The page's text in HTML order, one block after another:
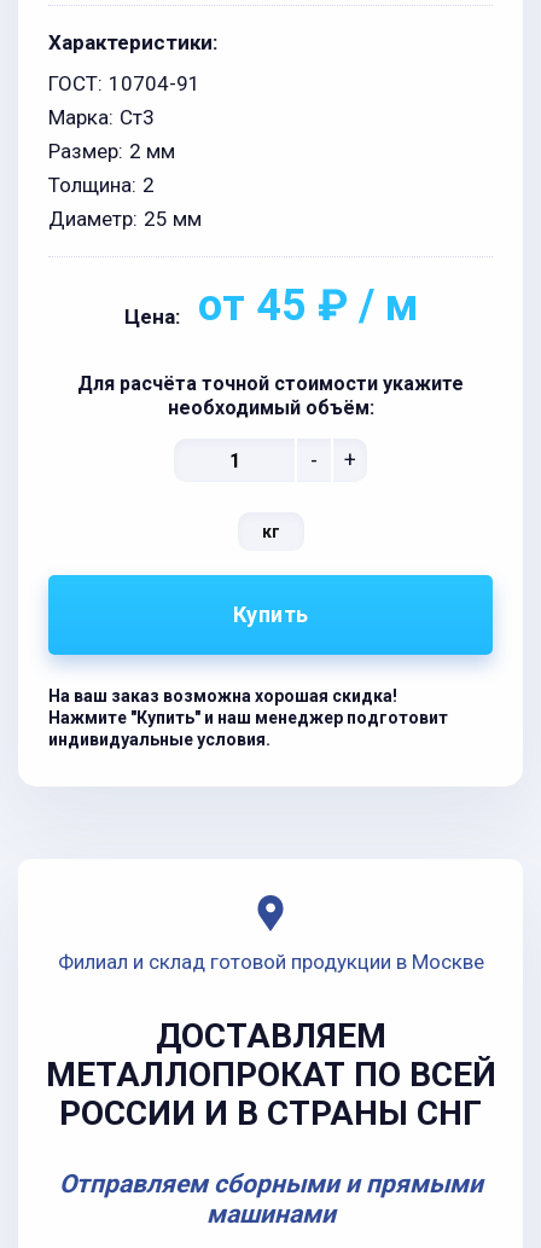
Характеристики:
ГОСТ: 10704-91
Марка: Ст3
Размер: 2 мм
Толщина: 2
Диаметр: 25 мм
Цена: от 45 ₽ / м
Для расчёта точной стоимости укажите
необходимый объём:
- +
кг
Купить
На ваш заказ возможна хорошая скидка!
Нажмите "Купить" и наш менеджер подготовит
индивидуальные условия.
Филиал и склад готовой продукции в Москве
ДОСТАВЛЯЕМ
МЕТАЛЛОПРОКАТ ПО ВСЕЙ
РОССИИ И В СТРАНЫ СНГ
Отправляем сборными и прямыми
машинами